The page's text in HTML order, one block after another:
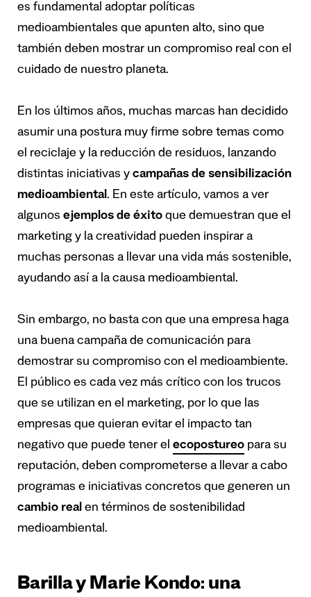
es fundamental adoptar políticas
medioambientales que apunten alto, sino que
también deben mostrar un compromiso real con el
cuidado de nuestro planeta.
En los últimos años, muchas marcas han decidido
asumir una postura muy firme sobre temas como
el reciclaje y la reducción de residuos, lanzando
distintas iniciativas y campañas de sensibilización
medioambiental. En este artículo, vamos a ver
algunos ejemplos de éxito que demuestran que el
marketing y la creatividad pueden inspirar a
muchas personas a llevar una vida más sostenible,
ayudando así a la causa medioambiental.
Sin embargo, no basta con que una empresa haga
una buena campaña de comunicación para
demostrar su compromiso con el medioambiente.
El público es cada vez más crítico con los trucos
que se utilizan en el marketing, por lo que las
empresas que quieran evitar el impacto tan
negativo que puede tener el ecopostureo para su
reputación, deben comprometerse a llevar a cabo
programas e iniciativas concretos que generen un
cambio real en términos de sostenibilidad
medioambiental.
Barilla y Marie Kondo: una